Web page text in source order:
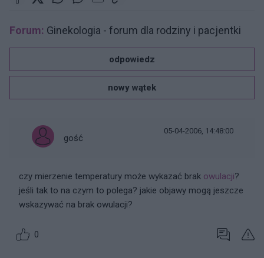
Forum: Ginekologia - forum dla rodziny i pacjentki
odpowiedz
nowy wątek
gość
05-04-2006, 14:48:00
czy mierzenie temperatury może wykazać brak owulacji?
jeśli tak to na czym to polega? jakie objawy mogą jeszcze
wskazywać na brak owulacji?
0